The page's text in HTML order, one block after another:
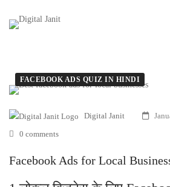
FACEBOOK ADS QUIZ IN HINDI
Digital Janit
0 comments
Facebook Ads for Local